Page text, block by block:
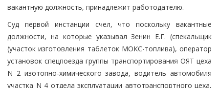
вакантную должность, принадлежит работодателю.
Суд первой инстанции счел, что поскольку вакантные
должности, на которые указывал Зенин Е.Г. (спекальщик
(участок изготовления таблеток МОКС-топлива), оператор
установок спецпоезда группы транспортирования ОЯТ цеха
N 2 изотопно-химического завода, водитель автомобиля
участка N 4 отдела эксплуатации автотранспортного цеха,